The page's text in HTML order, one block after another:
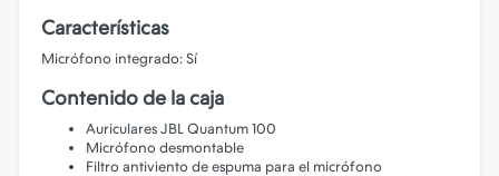
Características
Micrófono integrado: Sí
Contenido de la caja
Auriculares JBL Quantum 100
Micrófono desmontable
Filtro antiviento de espuma para el micrófono